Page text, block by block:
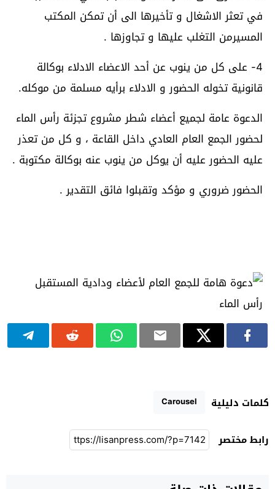
في تعثر الاشغال و تأخيرها الى أن تمكن المكتب
المسيرمن التغلب عليها و تجاوزها .
4- على كل من ينوب عن أحد الاعضاء الادلاء بوكالة
قانونية تخوله الحضور و الادلاء برأيه مسلمة من موكله.
الدعوة عامة لجميع أعضاء شطر مشروع تجزئة رأس الماء
لحضور الجمع العام العادي داخل القاعة ، و كل من تعذر
عليه الحضور عليه أن يوكل من ينوب عنه بوكالة مكتوبة .
الحضور ضروري و مؤكد وتقبلوا فائق التقدير .
كلمات دليلية Carousel
رابط مختصر